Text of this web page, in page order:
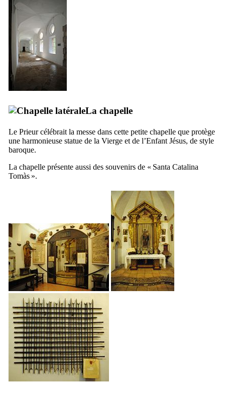
La chapelle
Le Prieur célébrait la messe dans cette petite chapelle que protège
une harmonieuse statue de la Vierge et de l’Enfant Jésus, de style
baroque.
La chapelle présente aussi des souvenirs de « Santa Catalina
Tomàs ».